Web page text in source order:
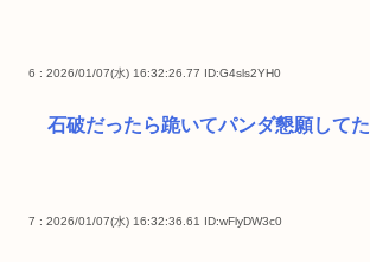
6 : 2026/01/07(水) 16:32:26.77 ID:G4sls2YH0
石破だったら跪いてパンダ懇願してた
7 : 2026/01/07(水) 16:32:36.61 ID:wFlyDW3c0